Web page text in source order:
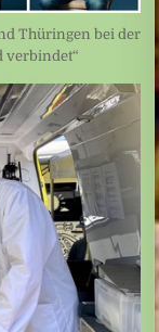
Thüringen bei der
verbindet“